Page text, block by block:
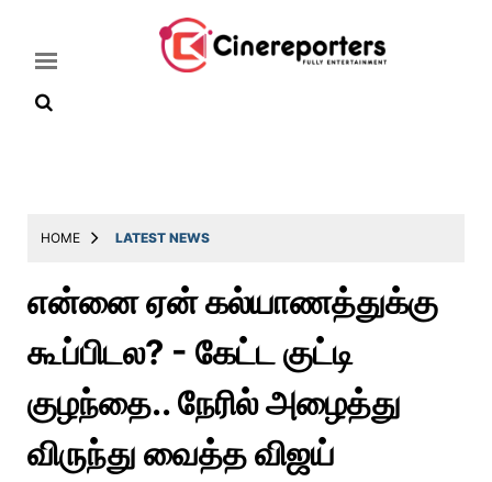
Latest
Throwback
Television
Reviews
Photos
Story
HOME LATEST NEWS
என்னை ஏன் கல்யாணத்துக்கு
கூப்பிடல? - கேட்ட குட்டி
குழந்தை.. நேரில் அழைத்து
விருந்து வைத்த விஜய்